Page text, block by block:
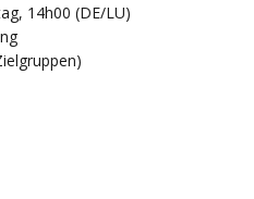
14h00 (DE/LU)
)